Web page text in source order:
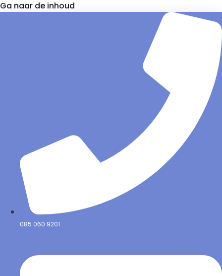
Ga naar de inhoud
085 060 9201